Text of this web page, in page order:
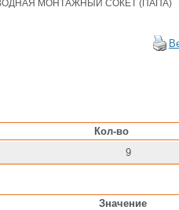
МОНТАЖНЫЙ СОКЕТ (ПАПА)
Кол-во
9
Значение